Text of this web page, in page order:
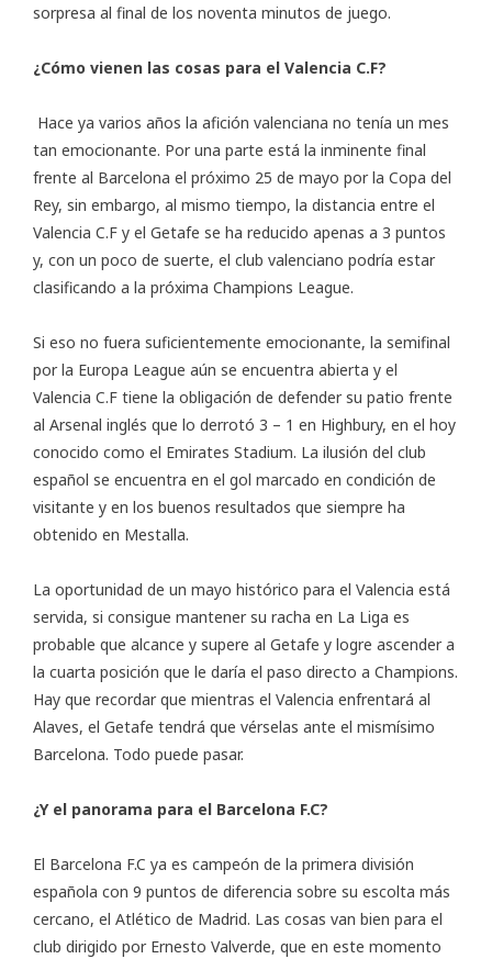
sorpresa al final de los noventa minutos de juego.
¿Cómo vienen las cosas para el Valencia C.F?
Hace ya varios años la afición valenciana no tenía un mes
tan emocionante. Por una parte está la inminente final
frente al Barcelona el próximo 25 de mayo por la Copa del
Rey, sin embargo, al mismo tiempo, la distancia entre el
Valencia C.F y el Getafe se ha reducido apenas a 3 puntos
y, con un poco de suerte, el club valenciano podría estar
clasificando a la próxima Champions League.
Si eso no fuera suficientemente emocionante, la semifinal
por la Europa League aún se encuentra abierta y el
Valencia C.F tiene la obligación de defender su patio frente
al Arsenal inglés que lo derrotó 3 – 1 en Highbury, en el hoy
conocido como el Emirates Stadium. La ilusión del club
español se encuentra en el gol marcado en condición de
visitante y en los buenos resultados que siempre ha
obtenido en Mestalla.
La oportunidad de un mayo histórico para el Valencia está
servida, si consigue mantener su racha en La Liga es
probable que alcance y supere al Getafe y logre ascender a
la cuarta posición que le daría el paso directo a Champions.
Hay que recordar que mientras el Valencia enfrentará al
Alaves, el Getafe tendrá que vérselas ante el mismísimo
Barcelona. Todo puede pasar.
¿Y el panorama para el Barcelona F.C?
El Barcelona F.C ya es campeón de la primera división
española con 9 puntos de diferencia sobre su escolta más
cercano, el Atlético de Madrid. Las cosas van bien para el
club dirigido por Ernesto Valverde, que en este momento